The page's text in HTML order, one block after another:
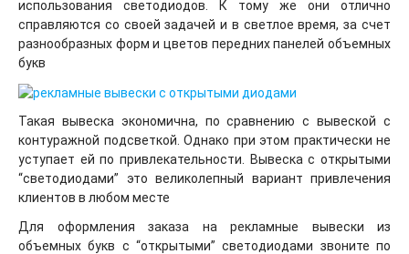
использования светодиодов. К тому же они отлично
справляются со своей задачей и в светлое время, за счет
разнообразных форм и цветов передних панелей объемных
букв
Такая вывеска экономична, по сравнению с вывеской с
контуражной подсветкой. Однако при этом практически не
уступает ей по привлекательности. Вывеска с открытыми
“светодиодами” это великолепный вариант привлечения
клиентов в любом месте
Для оформления заказа на рекламные вывески из
объемных букв с “открытыми” светодиодами звоните по